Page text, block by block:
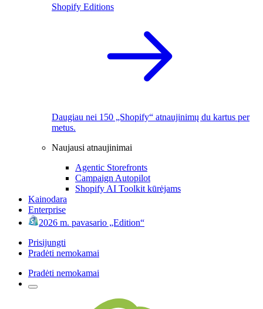
Shopify Editions
Daugiau nei 150 „Shopify“ atnaujinimų du kartus per
metus.
Naujausi atnaujinimai
Agentic Storefronts
Campaign Autopilot
Shopify AI Toolkit kūrėjams
Kainodara
Enterprise
2026 m. pavasario „Edition“
Prisijungti
Pradėti nemokamai
Pradėti nemokamai